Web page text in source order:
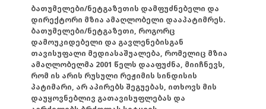
ბათუმელები/ნეტგაზეთის დამფუძნებელი და
დირექტორი მზია ამაღლობელი დააპატიმრეს.
ბათუმელები/ნეტგაზეთი, როგორც
დამოუკიდებელი და გავლენებისგან
თავისუფალი მედიასაშუალება, რომელიც მზია
ამაღლობელმა 2001 წელს დააფუძნა, მიიჩნევს,
რომ ის არის რუსული რეჟიმის სინდისის
პატიმარი, არ აპირებს შეგუებას, ითხოვს მის
დაუყოვნებლივ გათავისუფლებას და